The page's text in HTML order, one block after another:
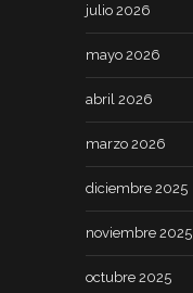
julio 2026
mayo 2026
abril 2026
marzo 2026
diciembre 2025
noviembre 2025
octubre 2025